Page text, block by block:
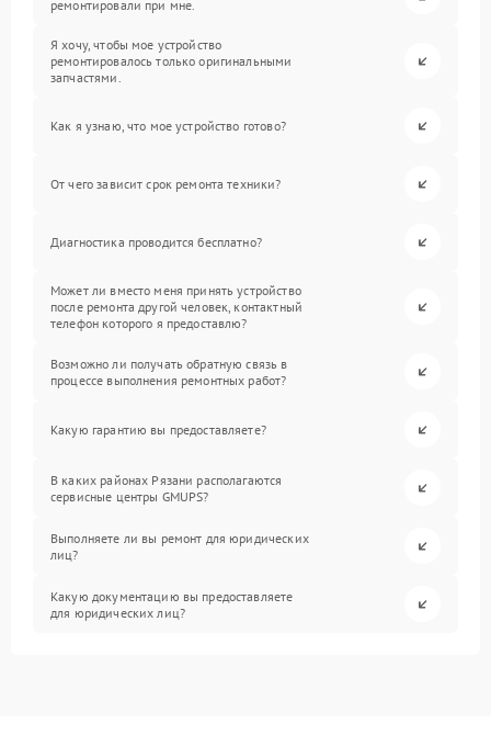
ремонтировали при мне.
Я хочу, чтобы мое устройство
ремонтировалось только оригинальными
запчастями.
Как я узнаю, что мое устройство готово?
От чего зависит срок ремонта техники?
Диагностика проводится бесплатно?
Может ли вместо меня принять устройство
после ремонта другой человек, контактный
телефон которого я предоставлю?
Возможно ли получать обратную связь в
процессе выполнения ремонтных работ?
Какую гарантию вы предоставляете?
В каких районах Рязани располагаются
сервисные центры GMUPS?
Выполняете ли вы ремонт для юридических
лиц?
Какую документацию вы предоставляете
для юридических лиц?